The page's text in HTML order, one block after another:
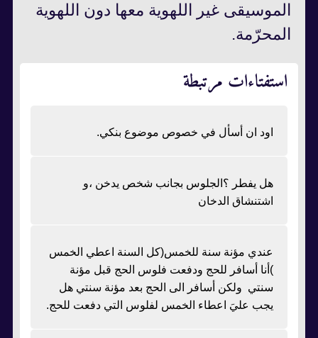
الموسيقى غير اللهوية معها دون اللهوية
المحرّمة.
استفتاءات مرتبطة
اود ان أسأل في خصوص موضوع بنكي.
هل يفطر ؟الجلوس بجانب شخص يدخن ،و
اشتنشاق الدخان
عندي مؤنة سنة للخمس(كل السنة اعطي الخمس
)أنا أسافر للحج ودفعت فلوس الحج قبل مؤنة
سنتي ولكن أسافر الى الحج بعد مؤنة سنتي هل
يجب عليَ اعطاء الخمس لفلوس التي دفعت للحج.